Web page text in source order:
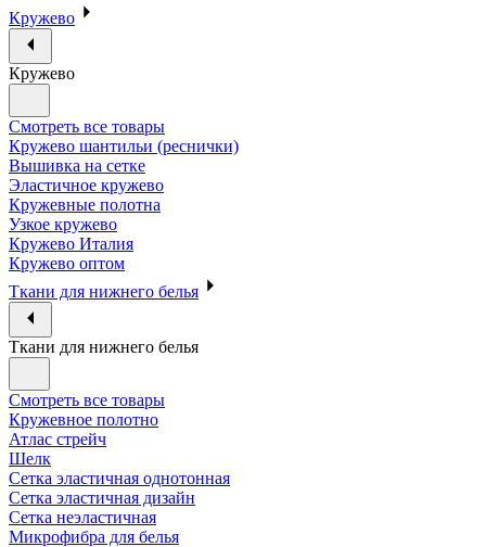
Кружево
Кружево
Смотреть все товары
Кружево шантильи (реснички)
Вышивка на сетке
Эластичное кружево
Кружевные полотна
Узкое кружево
Кружево Италия
Кружево оптом
Ткани для нижнего белья
Ткани для нижнего белья
Смотреть все товары
Кружевное полотно
Атлас стрейч
Шелк
Сетка эластичная однотонная
Сетка эластичная дизайн
Сетка неэластичная
Микрофибра для белья